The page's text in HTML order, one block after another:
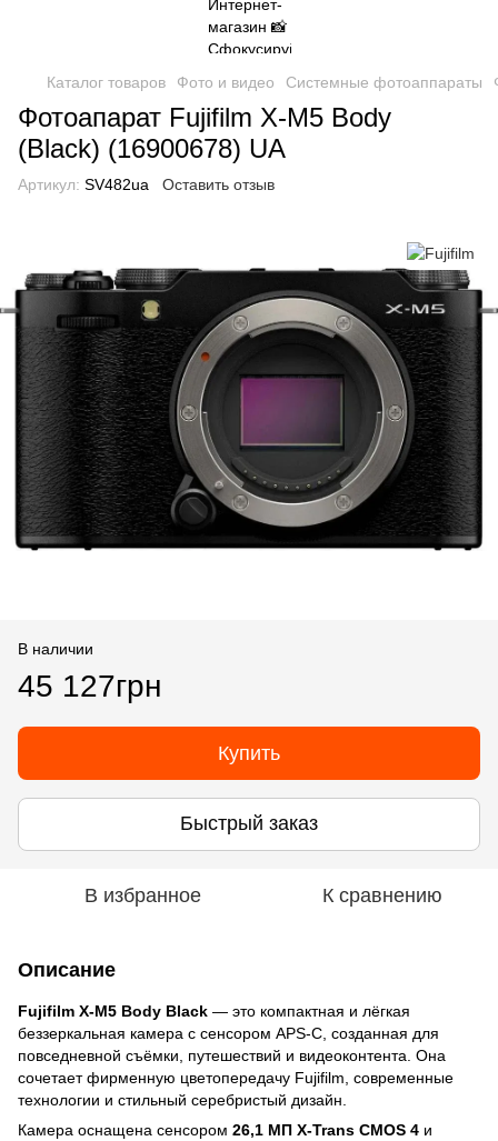
Каталог товаров Фото и видео Системные фотоаппараты
Фотоапарат Fujifilm X-M5 Body
(Black) (16900678) UA
Артикул: SV482ua Оставить отзыв
В наличии
45 127грн
Купить
Быстрый заказ
В избранное К сравнению
Описание
Fujifilm X-M5 Body Black — это компактная и лёгкая
беззеркальная камера с сенсором APS-C, созданная для
повседневной съёмки, путешествий и видеоконтента. Она
сочетает фирменную цветопередачу Fujifilm, современные
технологии и стильный серебристый дизайн.
Камера оснащена сенсором 26,1 МП X-Trans CMOS 4 и